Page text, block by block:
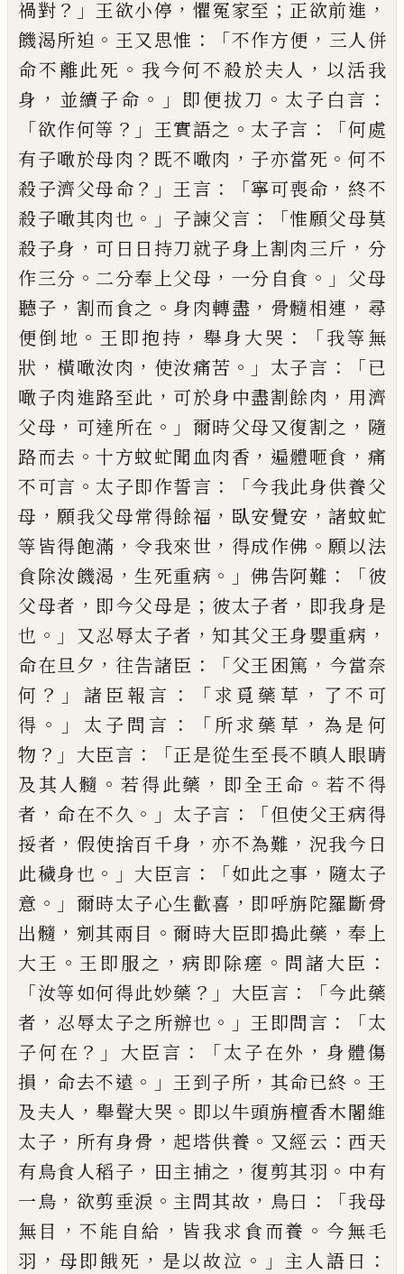
禍對 ？」 王欲小停 ， 懼冤家至 ； 正欲前進 ，
饑渴所迫 。 王又思惟 ：「不作方便 ， 三人併
命不離此死 。 我今何不殺於夫人 ， 以活我
身 ， 並續子命 。」 即便拔刀 。 太子白言 ：
「欲作何等 ？」 王實語之 。 太子言 ：「何處
有子噉於母肉 ？ 既不噉肉 ， 子亦當死 。何不
殺子濟父母命 ？」 王言 ：「寧可喪命 ， 終不
殺子噉其肉也 。」 子諫父言 ：「惟願父母莫
殺子身 ， 可 日日持刀就子身上割肉三斤 ， 分
作三分 。 二分奉上父母 ， 一分自食 。」 父母
聽子 ， 割而食之 。 身肉轉盡 ， 骨髓相連 ， 尋
便倒地 。 王即抱持 ， 舉身大哭 ：「我等無
狀 ， 橫噉汝肉 ， 使汝痛苦 。」 太子言 ：「已
噉子肉進路至此 ， 可於身中盡割餘肉 ， 用濟
父母 ， 可達所在 。」 爾時父母又復割之 ， 隨
路而去 。十方蚊虻聞血肉香 ， 遍體咂食 ， 痛
不可言 。 太子即作誓言 ：「今我此身供養父
母 ， 願我父母常得餘福 ， 臥安覺安 ，諸蚊虻
等皆得飽滿 ，令我來世 ， 得成作佛 。 願以法
食除汝饑渴 ，生死重病 。」佛告阿難 ：「彼
父母者 ， 即今父母是 ； 彼太子者 ， 即我身是
也 。」 又忍辱太子者 ，知其父王身嬰重病 ，
命在旦夕 ， 往告諸臣 ：「父王困篤 ， 今當奈
何 ？」 諸 臣報言 ：「求覓藥草 ， 了不可
得 。」 太子問言 ：「所求藥草 ， 為是何
物 ？」 大臣言 ：「正是從生至長不瞋人眼睛
及其人髓 。 若得此藥 ， 即全王命 。 若不得
者 ， 命在不久 。」 太子言 ：「但使父王病得
挼者 ， 假使捨百千身 ，亦不為難 ， 況我今日
此穢身也 。」 大臣言 ：「如此之事 ， 隨太子
意 。」 爾時太子心生歡喜 ， 即呼旃陀羅斷骨
出髓 ， 剜其兩目 。爾時大臣即搗此藥 ，奉上
大王 。 王即服之 ，病即除瘥 。 問諸大臣 ：
「汝等如何得此妙藥 ？」 大臣言 ：「今此藥
者 ， 忍辱太子之所辦也 。」 王即問言 ：「太
子何在 ？」 大臣言 ：「太子在外 ， 身體傷
損 ， 命去不遠 。」 王到子所 ， 其命已終 。 王
及夫人 ， 舉聲大哭 。 即以牛頭旃檀香木闍維
太子 ， 所有身骨 ， 起塔供養 。 又經云 ： 西天
有鳥食人稻子 ， 田主捕之 ，復剪其羽 。 中有
一鳥 ， 欲剪垂淚 。 主問其故 ， 鳥曰 ：「我母
無 目 ，不能自給 ， 皆我求食而養 。 今無毛
羽 ， 母即餓死 ， 是以故泣 。」 主人語曰 ：